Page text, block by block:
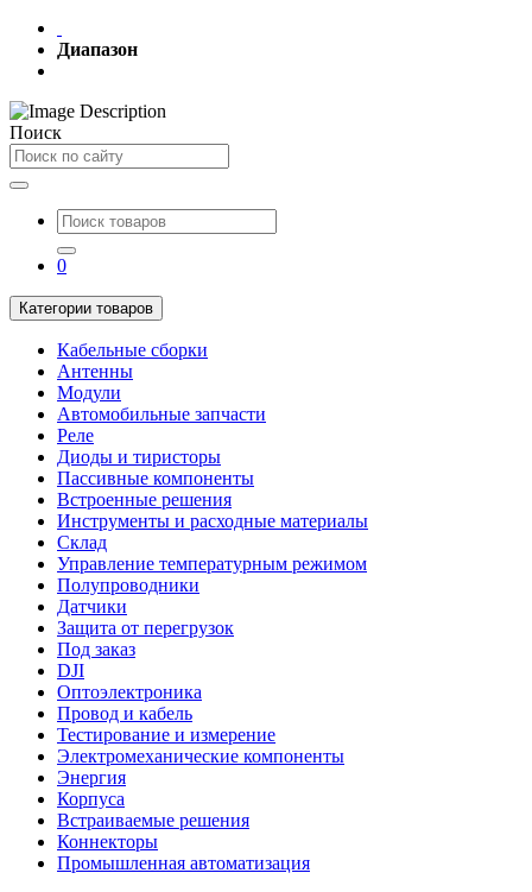
Диапазон
Поиск
0
Категории товаров
Кабельные сборки
Антенны
Модули
Автомобильные запчасти
Реле
Диоды и тиристоры
Пассивные компоненты
Встроенные решения
Инструменты и расходные материалы
Склад
Управление температурным режимом
Полупроводники
Датчики
Защита от перегрузок
Под заказ
DJI
Оптоэлектроника
Провод и кабель
Тестирование и измерение
Электромеханические компоненты
Энергия
Корпуса
Встраиваемые решения
Коннекторы
Промышленная автоматизация